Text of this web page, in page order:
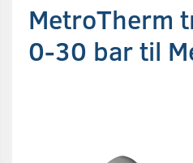
MetroTherm
0-30 bar til